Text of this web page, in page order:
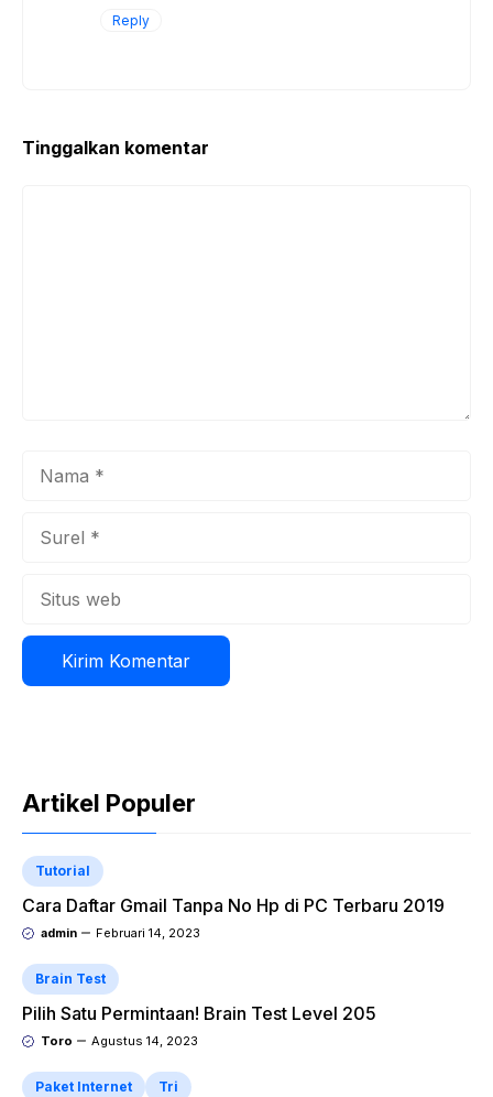
Reply
Tinggalkan komentar
Artikel Populer
Tutorial
Cara Daftar Gmail Tanpa No Hp di PC Terbaru 2019
admin Februari 14, 2023
Brain Test
Pilih Satu Permintaan! Brain Test Level 205
Toro Agustus 14, 2023
Paket Internet Tri